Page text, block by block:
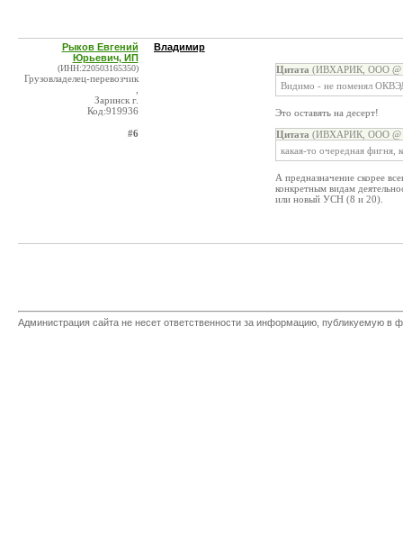
Рыков Евгений
Юрьевич, ИП
(ИНН:220503165350)
Грузовладелец-перевозчик
Заринск г.
Код:919936
#6
Владимир
Цитата (ИВХАРИК, ООО @
Видимо - не поменял
Это оставять на десерт!
Цитата (ИВХАРИК, ООО @
какая-то очередная фигня,
А предназначение скорее
конкретным видам
или новый УСН (8 и 20).
Администрация сайта не несет ответственности за информацию, публикуемую